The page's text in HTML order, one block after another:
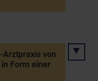
Arztpraxis von
Form einer